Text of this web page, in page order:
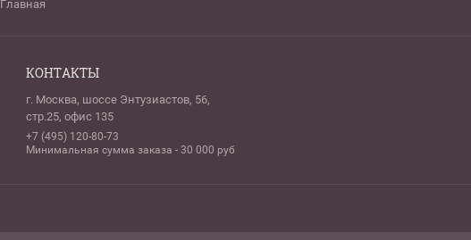
Главная
КОНТАКТЫ
г. Москва, шоссе Энтузиастов, 56,
стр.25, офис 135
+7 (495) 120-80-73
Минимальная сумма заказа - 30 000 руб